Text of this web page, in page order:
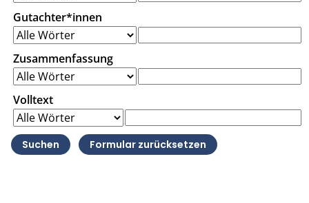
Gutachter*innen
Zusammenfassung
Volltext